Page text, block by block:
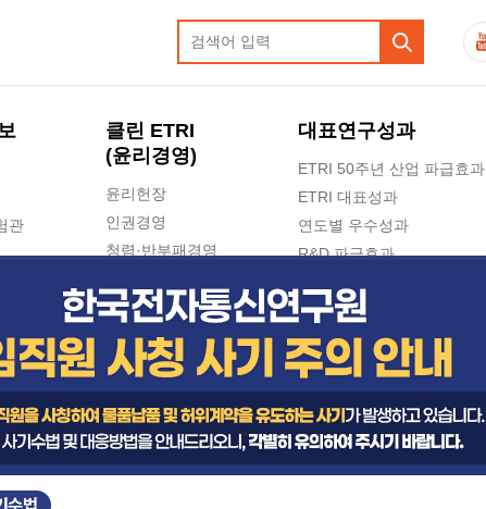
관
클린 ETRI
(윤리경영)
윤리헌장
인권경영
청렴·반부패경영
청렴포털 신고
수의계약 현황
부패징계 현황
감사결과공개
대표연구성과
ETRI 50주년 산업 파급효과
ETRI 대표성과
연도별 우수성과
R&D 파급효과
지식공유플랫폼